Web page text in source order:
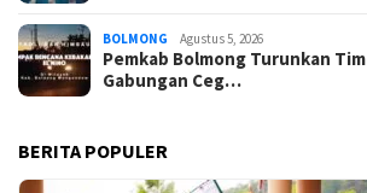
BOLMONG Agustus 5, 2026
Pemkab Bolmong Turunkan Tim
Gabungan Ceg…
BERITA POPULER